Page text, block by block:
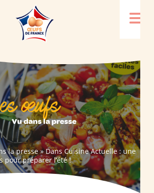
œufs
Vu dans la presse
la presse»Dans Cuisine Actuelle : une
pour préparer l’été !